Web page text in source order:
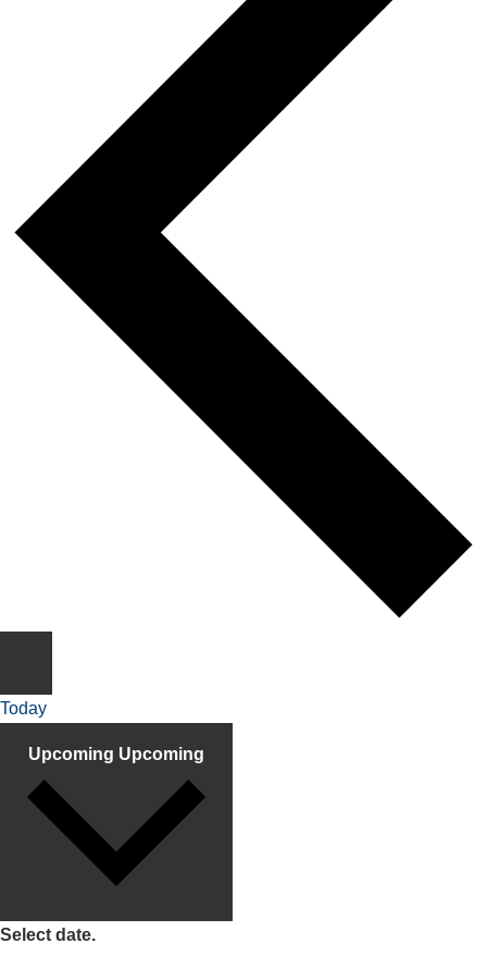
Today
Upcoming Upcoming
Select date.